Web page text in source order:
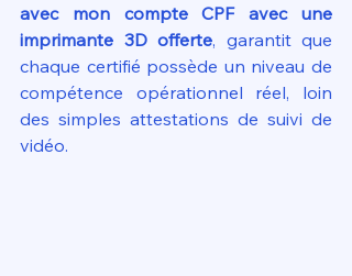
avec mon compte CPF avec une
imprimante 3D offerte, garantit que
chaque certifié possède un niveau de
compétence opérationnel réel, loin
des simples attestations de suivi de
vidéo.